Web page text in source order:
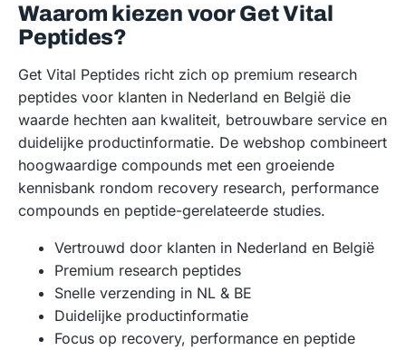
Waarom kiezen voor Get Vital
Peptides?
Get Vital Peptides richt zich op premium research
peptides voor klanten in Nederland en België die
waarde hechten aan kwaliteit, betrouwbare service en
duidelijke productinformatie. De webshop combineert
hoogwaardige compounds met een groeiende
kennisbank rondom recovery research, performance
compounds en peptide-gerelateerde studies.
Vertrouwd door klanten in Nederland en België
Premium research peptides
Snelle verzending in NL & BE
Duidelijke productinformatie
Focus op recovery, performance en peptide